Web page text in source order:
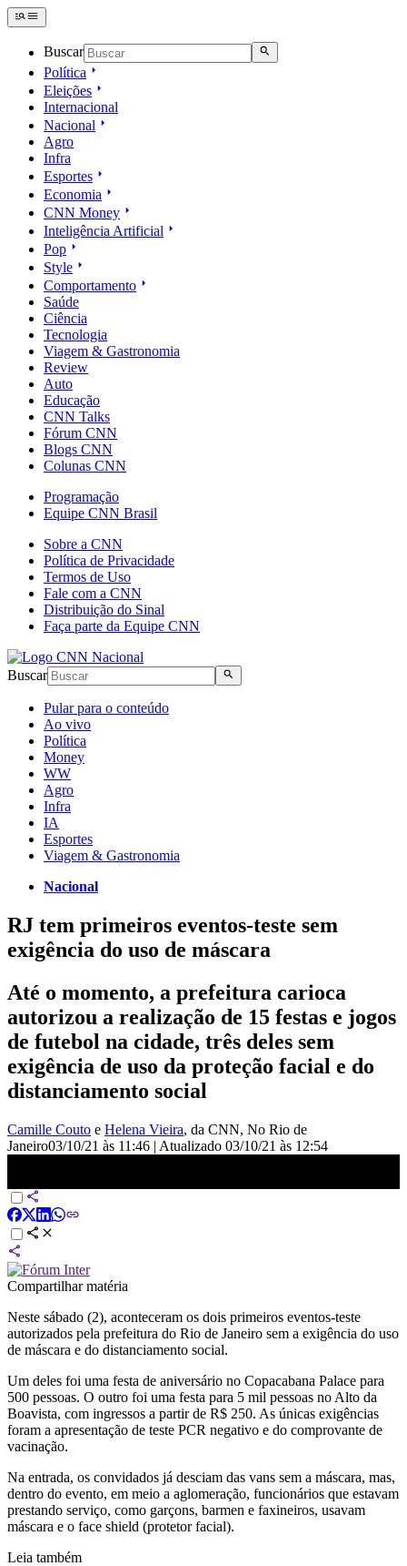
Buscar
Política
Eleições
Internacional
Nacional
Agro
Infra
Esportes
Economia
CNN Money
Inteligência Artificial
Pop
Style
Comportamento
Saúde
Ciência
Tecnologia
Viagem & Gastronomia
Review
Auto
Educação
CNN Talks
Fórum CNN
Blogs CNN
Colunas CNN
Programação
Equipe CNN Brasil
Sobre a CNN
Política de Privacidade
Termos de Uso
Fale com a CNN
Distribuição do Sinal
Faça parte da Equipe CNN
Buscar
Pular para o conteúdo
Ao vivo
Política
Money
WW
Agro
Infra
IA
Esportes
Viagem & Gastronomia
Nacional
RJ tem primeiros eventos-teste sem
exigência do uso de máscara
Até o momento, a prefeitura carioca
autorizou a realização de 15 festas e jogos
de futebol na cidade, três deles sem
exigência de uso da proteção facial e do
distanciamento social
Camille Couto e Helena Vieira, da CNN, No Rio de
Janeiro03/10/21 às 11:46 | Atualizado 03/10/21 às 12:54
Compartilhar matéria
Neste sábado (2), aconteceram os dois primeiros eventos-teste
autorizados pela prefeitura do Rio de Janeiro sem a exigência do uso
de máscara e do distanciamento social.
Um deles foi uma festa de aniversário no Copacabana Palace para
500 pessoas. O outro foi uma festa para 5 mil pessoas no Alto da
Boavista, com ingressos a partir de R$ 250. As únicas exigências
foram a apresentação de teste PCR negativo e do comprovante de
vacinação.
Na entrada, os convidados já desciam das vans sem a máscara, mas,
dentro do evento, em meio a aglomeração, funcionários que estavam
prestando serviço, como garçons, barmen e faxineiros, usavam
máscara e o face shield (protetor facial).
Leia também